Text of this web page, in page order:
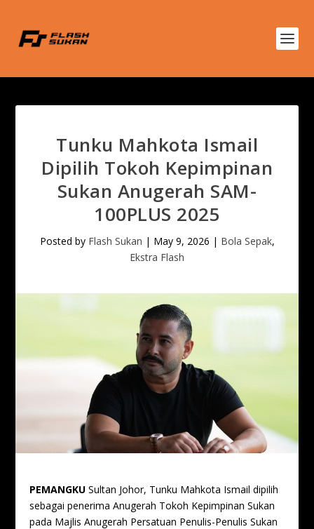
Tunku Mahkota Ismail
Dipilih Tokoh Kepimpinan
Sukan Anugerah SAM-
100PLUS 2025
Posted by Flash Sukan | May 9, 2026 | Bola Sepak,
Ekstra Flash
PEMANGKU Sultan Johor, Tunku Mahkota Ismail dipilih
sebagai penerima Anugerah Tokoh Kepimpinan Sukan
pada Majlis Anugerah Persatuan Penulis-Penulis Sukan